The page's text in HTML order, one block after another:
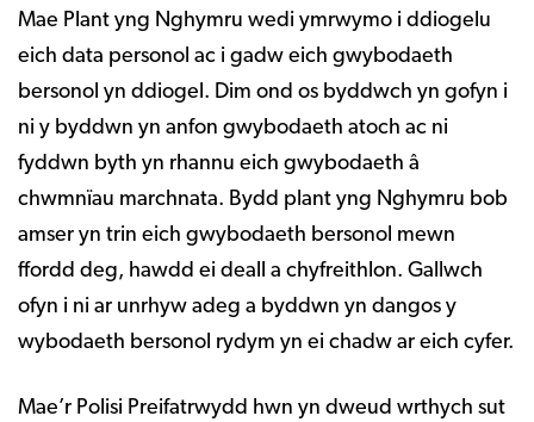
Mae Plant yng Nghymru wedi ymrwymo i ddiogelu
eich data personol ac i gadw eich gwybodaeth
bersonol yn ddiogel. Dim ond os byddwch yn gofyn i
ni y byddwn yn anfon gwybodaeth atoch ac ni
fyddwn byth yn rhannu eich gwybodaeth â
chwmnïau marchnata. Bydd plant yng Nghymru bob
amser yn trin eich gwybodaeth bersonol mewn
ffordd deg, hawdd ei deall a chyfreithlon. Gallwch
ofyn i ni ar unrhyw adeg a byddwn yn dangos y
wybodaeth bersonol rydym yn ei chadw ar eich cyfer.
Mae’r Polisi Preifatrwydd hwn yn dweud wrthych sut